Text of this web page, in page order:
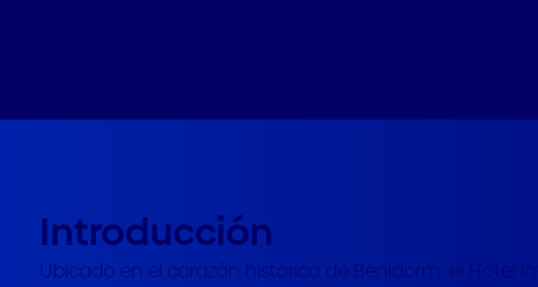
Introducción
Ubicado en el corazón histórico de Benidorm, el